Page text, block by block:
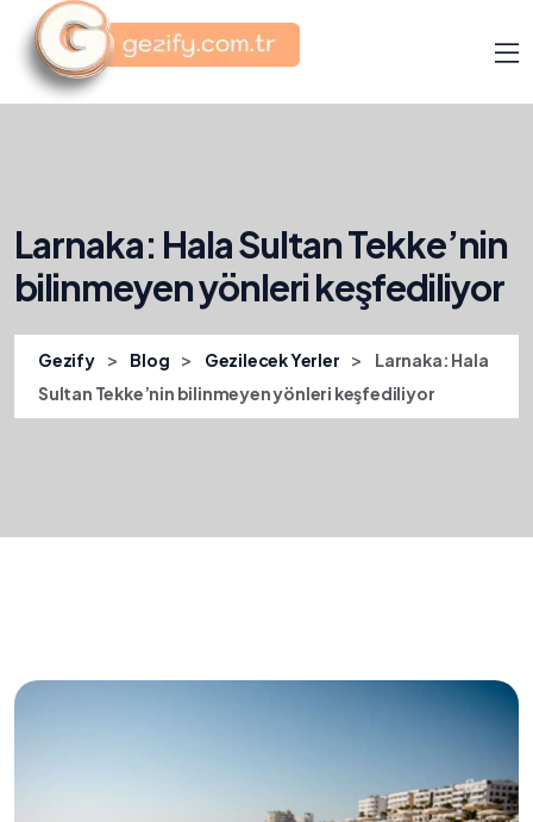
Larnaka: Hala Sultan Tekke’nin
bilinmeyen yönleri keşfediliyor
Gezify > Blog > Gezilecek Yerler >
Larnaka: Hala
Sultan Tekke’nin bilinmeyen yönleri keşfediliyor